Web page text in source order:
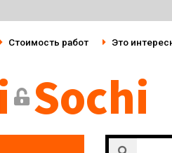
Стоимость работ Это
Sochi